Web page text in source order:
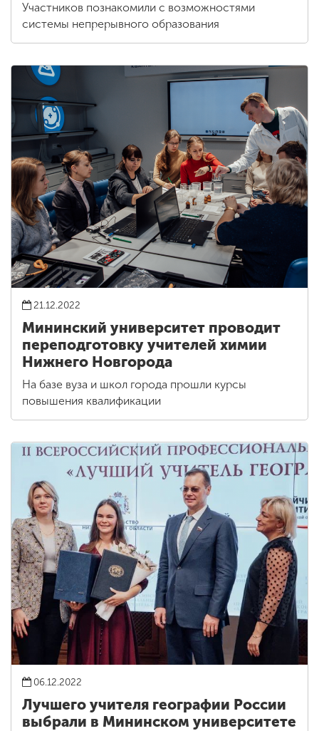
Участников познакомили с возможностями
системы непрерывного образования
21.12.2022
Мининский университет проводит
переподготовку учителей химии
Нижнего Новгорода
На базе вуза и школ города прошли курсы
повышения квалификации
06.12.2022
Лучшего учителя географии России
выбрали в Мининском университете